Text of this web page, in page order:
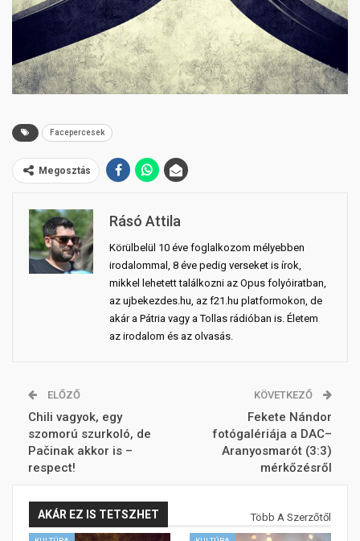
Facepercesek
Megosztás
Rásó Attila
Körülbelül 10 éve foglalkozom mélyebben
irodalommal, 8 éve pedig verseket is írok,
mikkel lehetett találkozni az Opus folyóiratban,
az ujbekezdes.hu, az f21.hu platformokon, de
akár a Pátria vagy a Tollas rádióban is. Életem
az irodalom és az olvasás.
ELŐZŐ
Chili vagyok, egy
szomorú szurkoló, de
Pačinak akkor is –
respect!
KÖVETKEZŐ
Fekete Nándor
fotógalériája a DAC–
Aranyosmarót (3:3)
mérkőzésről
AKÁR EZ IS TETSZHET Több A Szerzőtől